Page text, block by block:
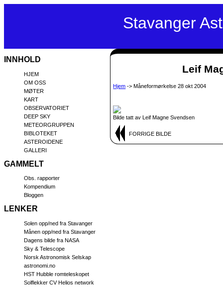
Stavanger
INNHOLD
HJEM
OM OSS
MØTER
KART
OBSERVATORIET
DEEP SKY
METEORGRUPPEN
BIBLOTEKET
ASTEROIDENE
GALLERI
GAMMELT
Obs. rapporter
Kompendium
Bloggen
LENKER
Solen opp/ned fra Stavanger
Månen opp/ned fra Stavanger
Dagens bilde fra NASA
Sky & Telescope
Norsk Astronomisk Selskap
astronomi.no
HST Hubble romteleskopet
Solflekker CV Helios network
Leif
Hjem -> Måneformørkelse 28 okt 2004
Bilde tatt av Leif Magne Svendsen
FORRIGE BILDE